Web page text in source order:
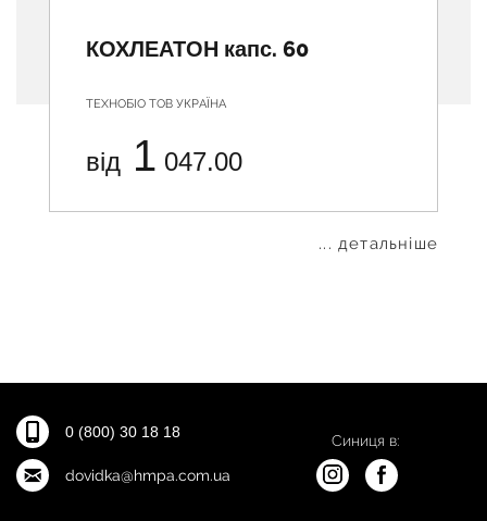
КОХЛЕАТОН капс. 60
ТЕХНОБІО ТОВ УКРАЇНА
від 1 047.00
... детальніше
0 (800) 30 18 18
dovidka@hmpa.com.ua
Синиця в: